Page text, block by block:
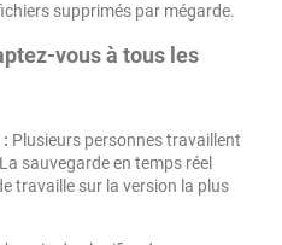
supprimés par mégarde.
vous à tous les
Plusieurs personnes travaillent
sauvegarde en temps réel
travaille sur la version la plus